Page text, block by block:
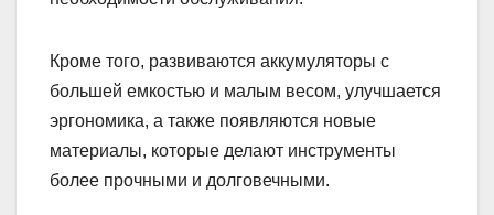
Кроме того, развиваются аккумуляторы с
большей емкостью и малым весом, улучшается
эргономика, а также появляются новые
материалы, которые делают инструменты
более прочными и долговечными.